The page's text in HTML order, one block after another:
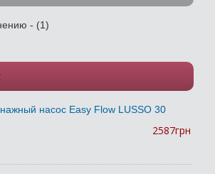
- (1)
насос Easy Flow LUSSO 30
2587грн